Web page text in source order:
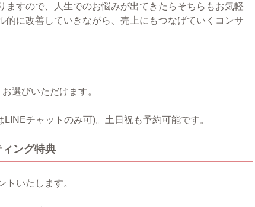
ますので、人生でのお悩みが出てきたらそちらもお気軽
的に改善していきながら、売上にもつなげていくコンサ
選びいただけます。
チャットのみ可)。土日祝も予約可能です。
ング特典
トいたします。